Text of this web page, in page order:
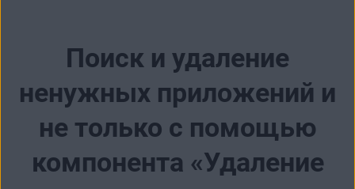
Поиск и удаление
ненужных приложений и
не только с помощью
компонента «Удаление